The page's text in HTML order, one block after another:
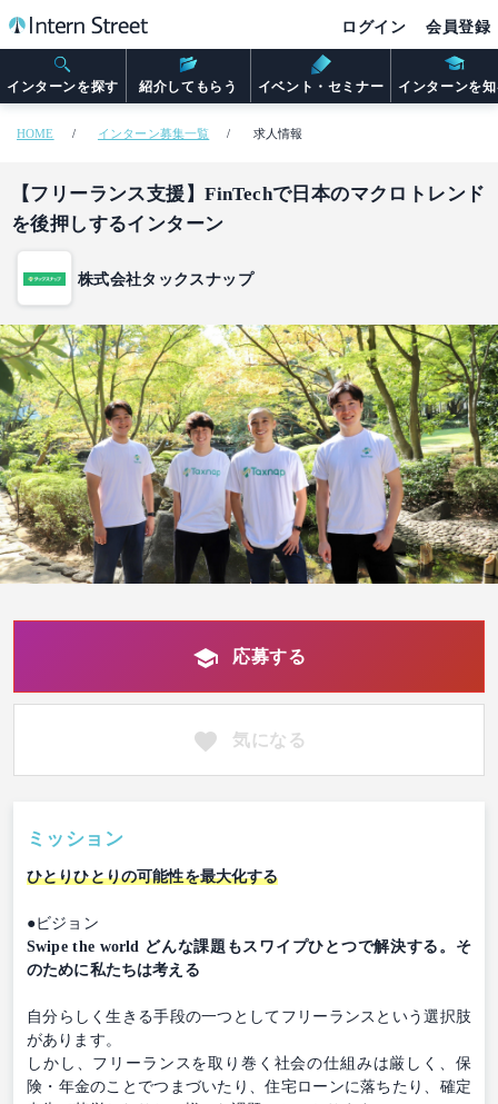
インターンを探す 紹介してもらう イベント・セミナー インターンを
ログイン 会員登録
HOME インターン募集一覧 求人情報
【フリーランス支援】FinTechで日本のマクロトレンド
を後押しするインターン
株式会社タックスナップ
応募する
気になる
ミッション
ひとりひとりの可能性を最大化する
●ビジョン
Swipe the world どんな課題もスワイプひとつで解決する。そ
のために私たちは考える
自分らしく生きる手段の一つとしてフリーランスという選択肢
があります。
しかし、フリーランスを取り巻く社会の仕組みは厳しく、保
険・年金のことでつまづいたり、住宅ローンに落ちたり、確定